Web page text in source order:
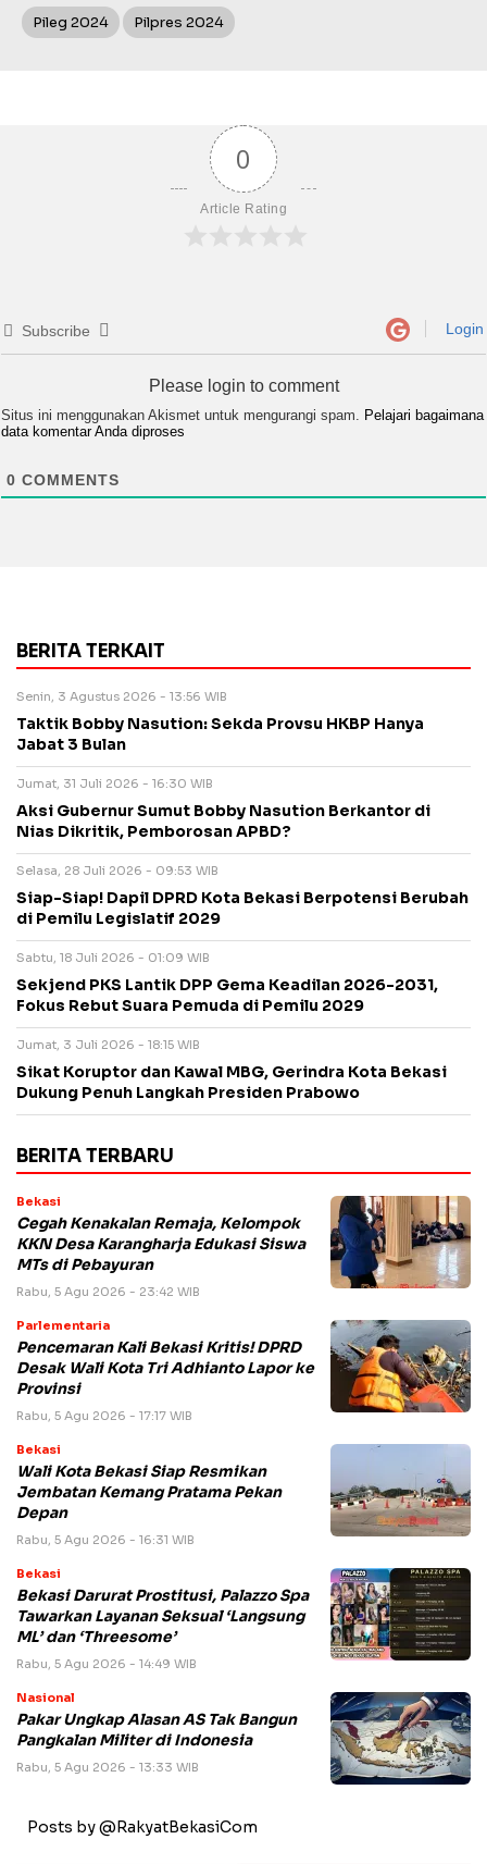
Pileg 2024 Pilpres 2024
0
Article Rating
Subscribe Login
Please login to comment
Situs ini menggunakan Akismet untuk mengurangi spam. Pelajari bagaimana
data komentar Anda diproses
0 COMMENTS
BERITA TERKAIT
Senin, 3 Agustus 2026 - 13:56 WIB
Taktik Bobby Nasution: Sekda Provsu HKBP Hanya
Jabat 3 Bulan
Jumat, 31 Juli 2026 - 16:30 WIB
Aksi Gubernur Sumut Bobby Nasution Berkantor di
Nias Dikritik, Pemborosan APBD?
Selasa, 28 Juli 2026 - 09:53 WIB
Siap-Siap! Dapil DPRD Kota Bekasi Berpotensi Berubah
di Pemilu Legislatif 2029
Sabtu, 18 Juli 2026 - 01:09 WIB
Sekjend PKS Lantik DPP Gema Keadilan 2026-2031,
Fokus Rebut Suara Pemuda di Pemilu 2029
Jumat, 3 Juli 2026 - 18:15 WIB
Sikat Koruptor dan Kawal MBG, Gerindra Kota Bekasi
Dukung Penuh Langkah Presiden Prabowo
BERITA TERBARU
Bekasi
Cegah Kenakalan Remaja, Kelompok
KKN Desa Karangharja Edukasi Siswa
MTs di Pebayuran
Rabu, 5 Agu 2026 - 23:42 WIB
Parlementaria
Pencemaran Kali Bekasi Kritis! DPRD
Desak Wali Kota Tri Adhianto Lapor ke
Provinsi
Rabu, 5 Agu 2026 - 17:17 WIB
Bekasi
Wali Kota Bekasi Siap Resmikan
Jembatan Kemang Pratama Pekan
Depan
Rabu, 5 Agu 2026 - 16:31 WIB
Bekasi
Bekasi Darurat Prostitusi, Palazzo Spa
Tawarkan Layanan Seksual ‘Langsung
ML’ dan ‘Threesome’
Rabu, 5 Agu 2026 - 14:49 WIB
Nasional
Pakar Ungkap Alasan AS Tak Bangun
Pangkalan Militer di Indonesia
Rabu, 5 Agu 2026 - 13:33 WIB
Posts by @RakyatBekasiCom